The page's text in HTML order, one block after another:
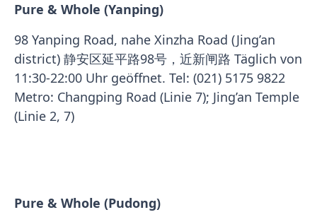
Pure & Whole (Yanping)
98 Yanping Road, nahe Xinzha Road (Jing’an
district) 静安区延平路98号，近新闸路 Täglich von
11:30-22:00 Uhr geöffnet. Tel: (021) 5175 9822
Metro: Changping Road (Linie 7); Jing’an Temple
(Linie 2, 7)
Pure & Whole (Pudong)